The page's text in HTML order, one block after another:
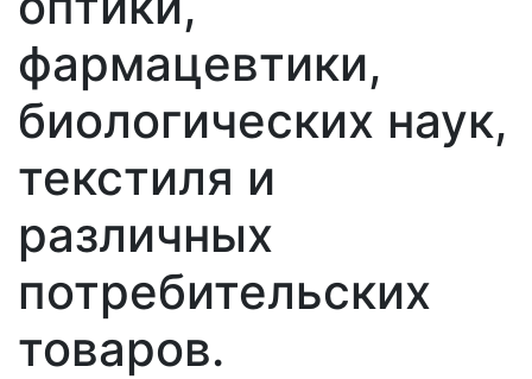
фармацевтики,
биологических наук,
текстиля и
различных
потребительских
товаров.